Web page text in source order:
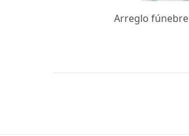
Arreglo fúnebre